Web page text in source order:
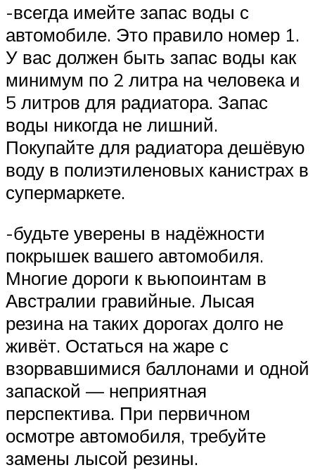
-всегда имейте запас воды с
автомобиле. Это правило номер 1.
У вас должен быть запас воды как
минимум по 2 литра на человека и
5 литров для радиатора. Запас
воды никогда не лишний.
Покупайте для радиатора дешёвую
воду в полиэтиленовых канистрах в
супермаркете.
-будьте уверены в надёжности
покрышек вашего автомобиля.
Многие дороги к вьюпоинтам в
Австралии гравийные. Лысая
резина на таких дорогах долго не
живёт. Остаться на жаре с
взорвавшимися баллонами и одной
запаской — неприятная
перспектива. При первичном
осмотре автомобиля, требуйте
замены лысой резины.